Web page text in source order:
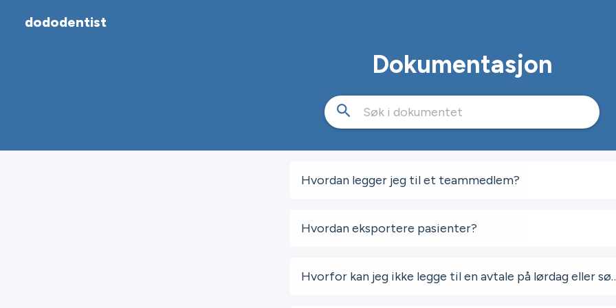
dododentist
Dokumentasjon
Hvordan legger jeg til et teammedlem?
Hvordan eksportere pasienter?
Hvorfor kan jeg ikke